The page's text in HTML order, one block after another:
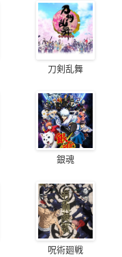
刀剣乱舞
銀魂
呪術廻戦